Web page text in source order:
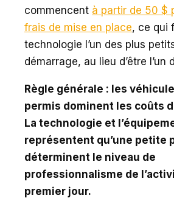
commencent à partir de 50 $
frais de mise en place, ce qui
technologie l’un des plus
démarrage, au lieu d’être l’un
Règle générale : les
permis dominent les coûts
La technologie et
représentent qu’une petite
déterminent le niveau de
professionnalisme de
premier jour.